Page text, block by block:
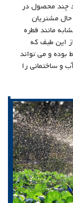
چند محصول در
حال مشتریان
مانند قطره
این طیف که
بوده و می تواند
و ساختمانی را